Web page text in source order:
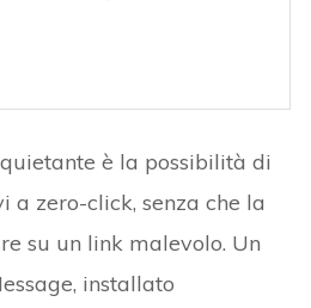
è la possibilità di
a zero-click, senza che la
su un link malevolo. Un
installato